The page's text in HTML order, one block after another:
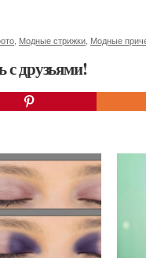
Модные стрижки Модные
с друзьями!